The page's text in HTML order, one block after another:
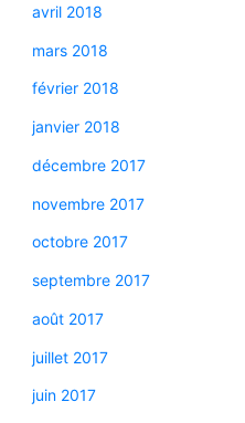
avril 2018
mars 2018
février 2018
janvier 2018
décembre 2017
novembre 2017
octobre 2017
septembre 2017
août 2017
juillet 2017
juin 2017